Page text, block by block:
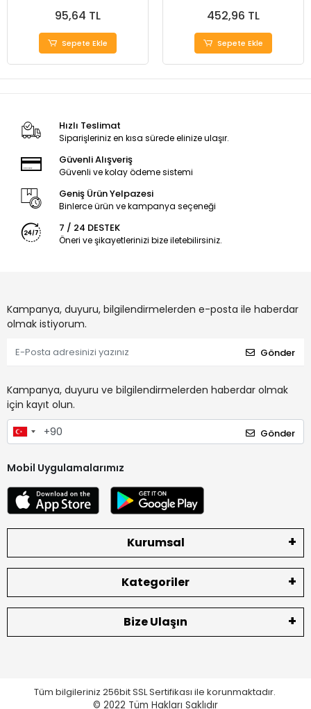
95,64 TL
Sepete Ekle
452,96 TL
Sepete Ekle
Hızlı Teslimat
Siparişleriniz en kısa sürede elinize ulaşır.
Güvenli Alışveriş
Güvenli ve kolay ödeme sistemi
Geniş Ürün Yelpazesi
Binlerce ürün ve kampanya seçeneği
7 / 24 DESTEK
Öneri ve şikayetlerinizi bize iletebilirsiniz.
Kampanya, duyuru, bilgilendirmelerden e-posta ile haberdar
olmak istiyorum.
Gönder
Kampanya, duyuru ve bilgilendirmelerden haberdar olmak
için kayıt olun.
Gönder
Mobil Uygulamalarımız
Kurumsal
Kategoriler
Bize Ulaşın
Tüm bilgileriniz 256bit SSL Sertifikası ile korunmaktadır.
© 2022 Tüm Hakları Saklıdır